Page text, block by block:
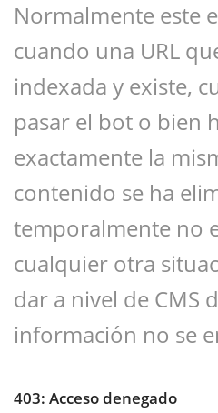
Normalmente este
cuando una URL
indexada y existe,
pasar el bot o bien
exactamente la
contenido se ha
temporalmente no
cualquier otra
dar a nivel de CMS
información no se
403: Acceso denegado